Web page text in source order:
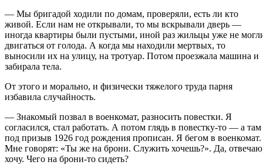
— Мы бригадой ходили по домам, проверяли, есть ли кто
живой. Если нам не открывали, то мы вскрывали дверь —
иногда квартиры были пустыми, иной раз жильцы уже не
двигаться от голода. А когда мы находили мертвых, то
выносили их на улицу, на тротуар. Потом проезжала машина и
забирала тела.
От этого и морально, и физически тяжелого труда парня
избавила случайность.
— Знакомый позвал в военкомат, разносить повестки. Я
согласился, стал работать. А потом глядь в повестку-то — а там
под призыв 1926 год рождения прописан. Я бегом в военкомат.
Мне говорят: «Ты же на брони. Служить хочешь?». Да,
хочу. Чего на брони-то сидеть?